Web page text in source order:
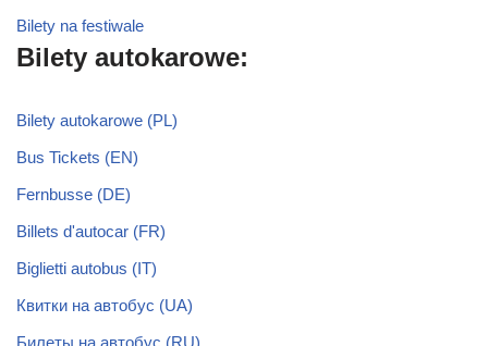
Bilety na festiwale
Bilety autokarowe:
Bilety autokarowe (PL)
Bus Tickets (EN)
Fernbusse (DE)
Billets d'autocar (FR)
Biglietti autobus (IT)
Квитки на автобус (UA)